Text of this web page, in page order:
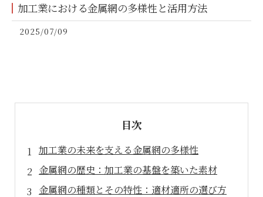
加工業における金属網の多様性と活用方法
2025/07/09
目次
加工業の未来を支える金属網の多様性
金属網の歴史：加工業の基盤を築いた素材
金属網の種類とその特性：適材適所の選び方